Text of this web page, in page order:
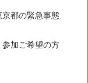
京都の緊急事態
加ご希望の方